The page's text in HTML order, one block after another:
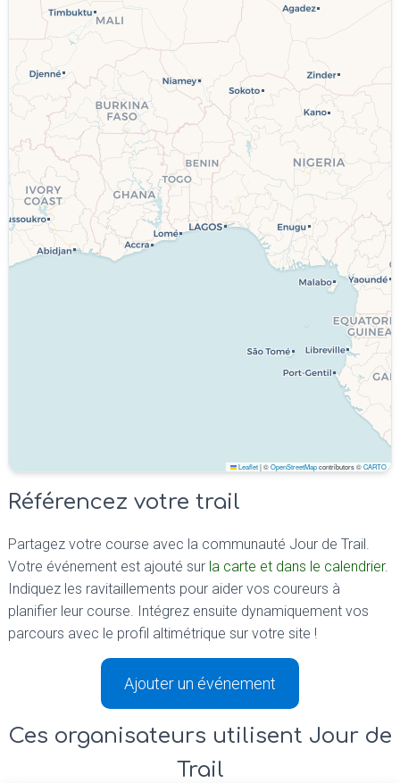
Leaflet|©OpenStreetMapcontributors ©CARTO
Référencez votre trail
Partagez votre course avec la communauté Jour de Trail.
Votre événement est ajouté sur la carte et dans le calendrier.
Indiquez les ravitaillements pour aider vos coureurs à
planifier leur course. Intégrez ensuite dynamiquement vos
parcours avec le profil altimétrique sur votre site !
Ajouter un événement
Ces organisateurs utilisent Jour de
Trail